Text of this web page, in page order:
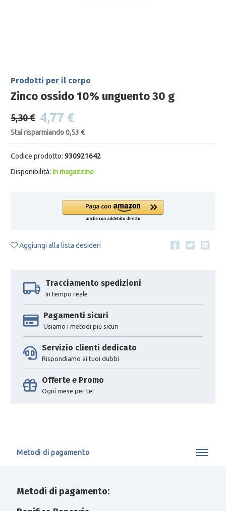
Prodotti per il corpo
Zinco ossido 10% unguento 30 g
5,30 € 4,77 €
Stai risparmiando 0,53 €
Codice prodotto: 930921642
Disponibilità: In magazzino
Aggiungi alla lista desideri
Tracciamento spedizioni
In tempo reale
Pagamenti sicuri
Usiamo i metodi più sicuri
Servizio clienti dedicato
Rispondiamo ai tuoi dubbi
Offerte e Promo
Ogni mese per te!
Metodi di pagamento
Metodi di pagamento: